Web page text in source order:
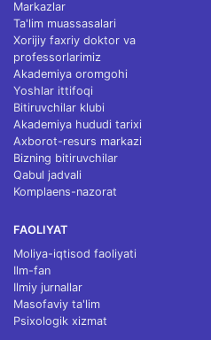
Markazlar
Ta'lim muassasalari
Xorijiy faxriy doktor va
professorlarimiz
Akademiya oromgohi
Yoshlar ittifoqi
Bitiruvchilar klubi
Akademiya hududi tarixi
Axborot-resurs markazi
Bizning bitiruvchilar
Qabul jadvali
Komplaens-nazorat
FAOLIYAT
Moliya-iqtisod faoliyati
Ilm-fan
Ilmiy jurnallar
Masofaviy ta'lim
Psixologik xizmat